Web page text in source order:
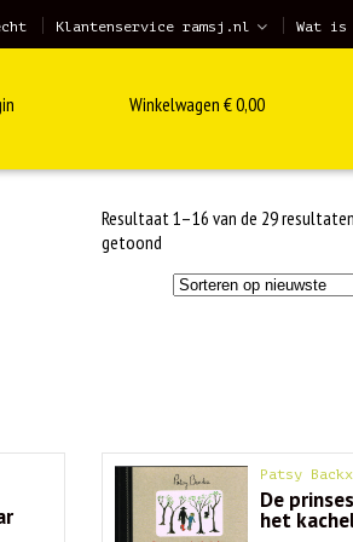
Klantenservice ramsj.nl Wat is
Winkelwagen €0,00
Resultaat 1–16 van de 29
getoondGesorteerd
nieuwste
Patsy Backx
De
het